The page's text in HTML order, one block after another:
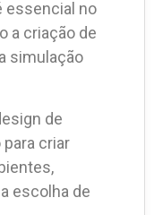
essencial no
a criação de
simulação
de
criar
escolha de